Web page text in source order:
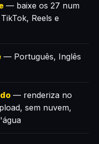
— baixe os 27 num
Reels e
— Português, Inglês
— renderiza no
sem nuvem,